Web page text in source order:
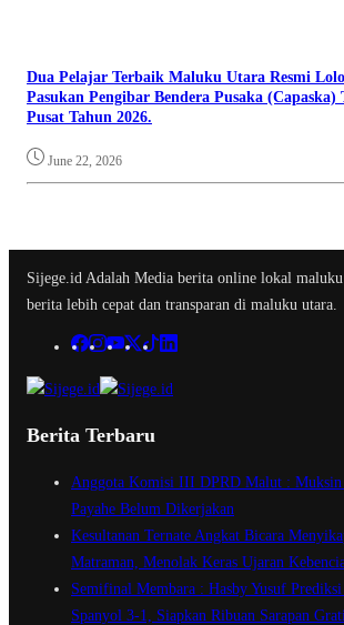
Dua Pelajar Terbaik Maluku Utara Resmi
Pasukan Pengibar Bendera Pusaka (Capaska)
Pusat Tahun 2026.
June 22, 2026
Sijege.id Adalah Media berita online lokal
berita lebih cepat dan transparan di maluku utara.
Berita Terbaru
Anggota Komisi III DPRD Malut : Muksin
Payahe Belum Dikerjakan
Kesultanan Ternate Angkat Bicara
Matraman, Menolak Keras Ujaran
Semifinal Membara : Hasby Yusuf
Spanyol 3-1, Siapkan Ribuan Sarapan